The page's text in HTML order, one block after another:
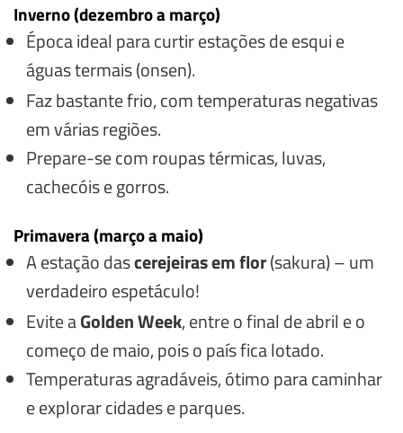
Inverno (dezembro a março)
Época ideal para curtir estações de esqui e
águas termais (onsen).
Faz bastante frio, com temperaturas negativas
em várias regiões.
Prepare-se com roupas térmicas, luvas,
cachecóis e gorros.
Primavera (março a maio)
A estação dascerejeiras em flor(sakura) – um
verdadeiro espetáculo!
Evite aGolden Week, entre o final de abril e o
começo de maio, pois o país fica lotado.
Temperaturas agradáveis, ótimo para caminhar
e explorar cidades e parques.